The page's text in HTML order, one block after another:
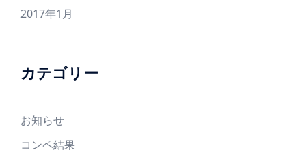
2017年1月
カテゴリー
お知らせ
コンペ結果